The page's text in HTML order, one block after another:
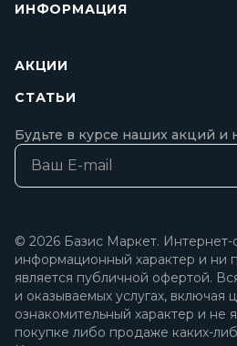
ИНФОРМАЦИЯ
АКЦИИ
СТАТЬИ
Будьте в курсе наших акций и
© 2026 Базис Маркет. Интернет-
информационный характер и ни
является публичной офертой.
и оказываемых услугах, включая
ознакомительный характер и не
покупке либо продаже каких-